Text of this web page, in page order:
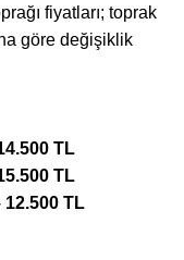
fiyatları; toprak
göre değişiklik
TL
TL
12.500 TL